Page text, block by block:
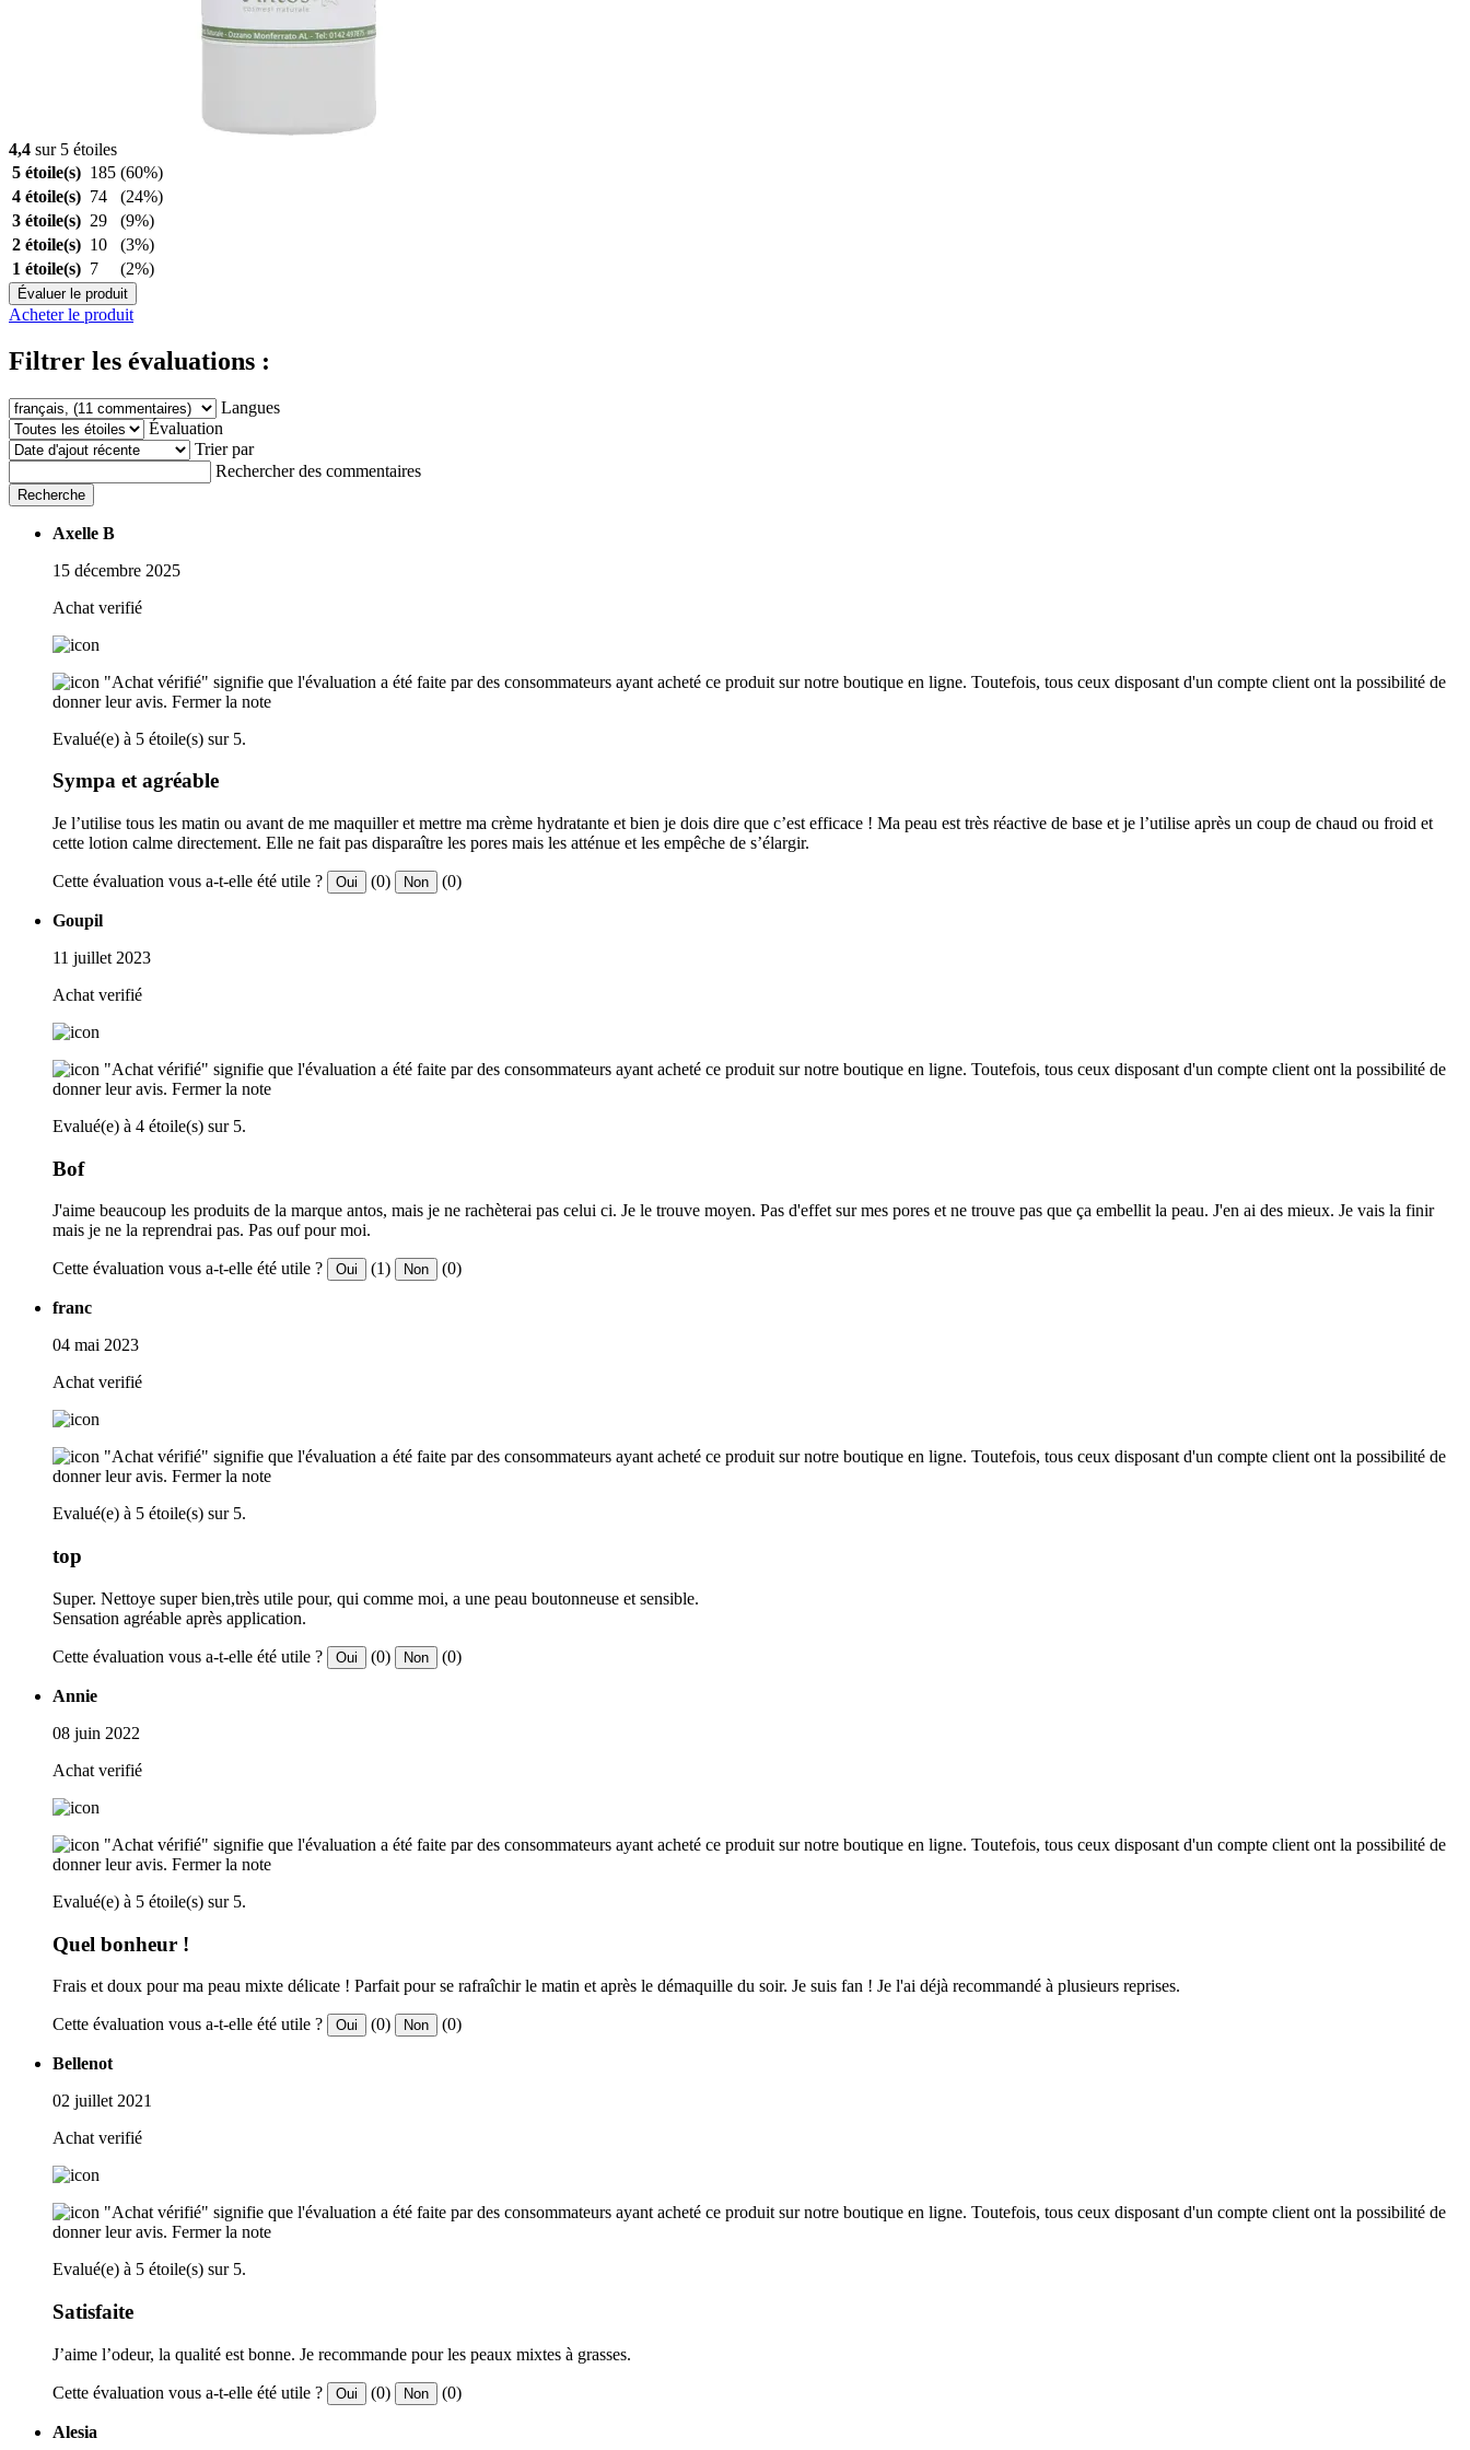
4,4 sur 5 étoiles
5 étoile(s) 185 (60%)
4 étoile(s) 74
(24%)
3 étoile(s) 29
(9%)
2 étoile(s) 10
(3%)
1 étoile(s) 7 (2%)
Évaluer le produit
Acheter le produit
Filtrer les évaluations :
Langues
Évaluation
Trier par
Rechercher des commentaires
Recherche
Axelle B
15 décembre 2025
Achat verifié
"Achat vérifié" signifie que l'évaluation a été faite par des consommateurs ayant acheté ce produit sur notre boutique en ligne. Toutefois, tous ceux disposant d'un compte client ont la possibilité de
donner leur avis. Fermer la note
Evalué(e) à 5 étoile(s) sur 5.
Sympa et agréable
Je l’utilise tous les matin ou avant de me maquiller et mettre ma crème hydratante et bien je dois dire que c’est efficace ! Ma peau est très réactive de base et je l’utilise après un coup de chaud ou froid et
cette lotion calme directement. Elle ne fait pas disparaître les pores mais les atténue et les empêche de s’élargir.
Cette évaluation vous a-t-elle été utile ? Oui (0) Non (0)
Goupil
11 juillet 2023
Achat verifié
"Achat vérifié" signifie que l'évaluation a été faite par des consommateurs ayant acheté ce produit sur notre boutique en ligne. Toutefois, tous ceux disposant d'un compte client ont la possibilité de
donner leur avis. Fermer la note
Evalué(e) à 4 étoile(s) sur 5.
Bof
J'aime beaucoup les produits de la marque antos, mais je ne rachèterai pas celui ci. Je le trouve moyen. Pas d'effet sur mes pores et ne trouve pas que ça embellit la peau. J'en ai des mieux. Je vais la finir
mais je ne la reprendrai pas. Pas ouf pour moi.
Cette évaluation vous a-t-elle été utile ? Oui (1) Non (0)
franc
04 mai 2023
Achat verifié
"Achat vérifié" signifie que l'évaluation a été faite par des consommateurs ayant acheté ce produit sur notre boutique en ligne. Toutefois, tous ceux disposant d'un compte client ont la possibilité de
donner leur avis. Fermer la note
Evalué(e) à 5 étoile(s) sur 5.
top
Super. Nettoye super bien,très utile pour, qui comme moi, a une peau boutonneuse et sensible.
Sensation agréable après application.
Cette évaluation vous a-t-elle été utile ? Oui (0) Non (0)
Annie
08 juin 2022
Achat verifié
"Achat vérifié" signifie que l'évaluation a été faite par des consommateurs ayant acheté ce produit sur notre boutique en ligne. Toutefois, tous ceux disposant d'un compte client ont la possibilité de
donner leur avis. Fermer la note
Evalué(e) à 5 étoile(s) sur 5.
Quel bonheur !
Frais et doux pour ma peau mixte délicate ! Parfait pour se rafraîchir le matin et après le démaquille du soir. Je suis fan ! Je l'ai déjà recommandé à plusieurs reprises.
Cette évaluation vous a-t-elle été utile ? Oui (0) Non (0)
Bellenot
02 juillet 2021
Achat verifié
"Achat vérifié" signifie que l'évaluation a été faite par des consommateurs ayant acheté ce produit sur notre boutique en ligne. Toutefois, tous ceux disposant d'un compte client ont la possibilité de
donner leur avis. Fermer la note
Evalué(e) à 5 étoile(s) sur 5.
Satisfaite
J’aime l’odeur, la qualité est bonne. Je recommande pour les peaux mixtes à grasses.
Cette évaluation vous a-t-elle été utile ? Oui (0) Non (0)
Alesia